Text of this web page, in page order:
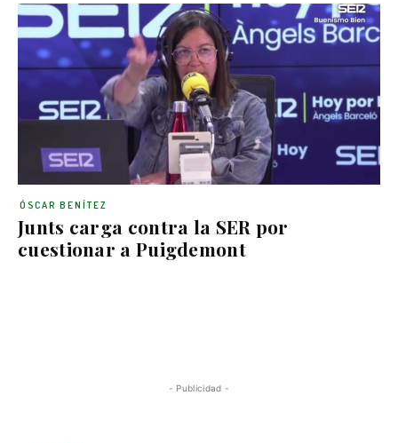
Junts carga contra la SER por
cuestionar a Puigdemont
ÓSCAR BENÍTEZ
- Publicidad -